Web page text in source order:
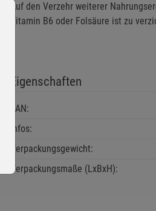
Auf den Verzehr weiterer
Vitamin B6 oder Folsäure ist zu
Eigenschaften
EAN:
Infos:
Verpackungsgewicht:
Verpackungsmaße (LxBxH):